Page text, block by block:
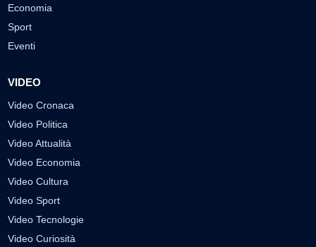
Economia
Sport
Eventi
VIDEO
Video Cronaca
Video Politica
Video Attualità
Video Economia
Video Cultura
Video Sport
Video Tecnologie
Video Curiosità